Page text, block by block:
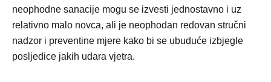
neophodne sanacije mogu se izvesti jednostavno i uz
relativno malo novca, ali je neophodan redovan stručni
nadzor i preventine mjere kako bi se ubuduće izbjegle
posljedice jakih udara vjetra.